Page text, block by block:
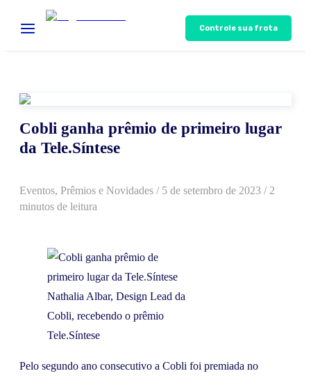
Controle sua frota
Cobli ganha prêmio de primeiro lugar
da Tele.Síntese
Eventos, Prêmios e Novidades / 5 de setembro de 2023 / 2
minutos de leitura
Nathalia Albar, Design Lead da
Cobli, recebendo o prêmio
Tele.Síntese
​Pelo segundo ano consecutivo a Cobli foi premiada no